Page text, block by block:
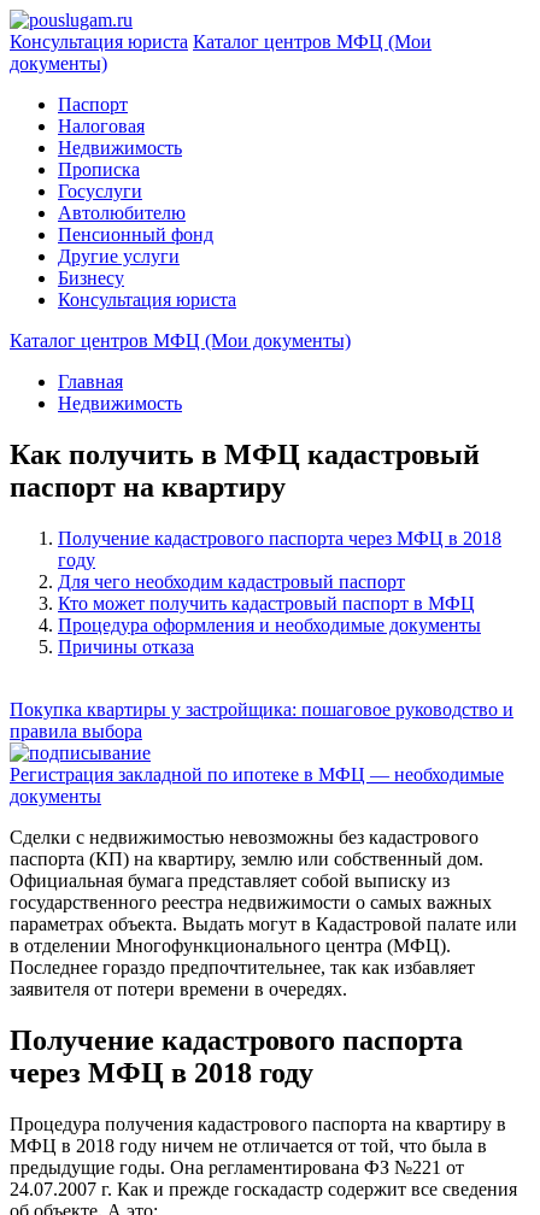
Консультация юриста Каталог центров МФЦ (Мои
документы)
Паспорт
Налоговая
Недвижимость
Прописка
Госуслуги
Автолюбителю
Пенсионный фонд
Другие услуги
Бизнесу
Консультация юриста
Каталог центров МФЦ (Мои документы)
Главная
Недвижимость
Как получить в МФЦ кадастровый
паспорт на квартиру
Получение кадастрового паспорта через МФЦ в 2018
году
Для чего необходим кадастровый паспорт
Кто может получить кадастровый паспорт в МФЦ
Процедура оформления и необходимые документы
Причины отказа
Покупка квартиры у застройщика: пошаговое руководство и
правила выбора
Регистрация закладной по ипотеке в МФЦ — необходимые
документы
Сделки с недвижимостью невозможны без кадастрового
паспорта (КП) на квартиру, землю или собственный дом.
Официальная бумага представляет собой выписку из
государственного реестра недвижимости о самых важных
параметрах объекта. Выдать могут в Кадастровой палате или
в отделении Многофункционального центра (МФЦ).
Последнее гораздо предпочтительнее, так как избавляет
заявителя от потери времени в очередях.
Получение кадастрового паспорта
через МФЦ в 2018 году
Процедура получения кадастрового паспорта на квартиру в
МФЦ в 2018 году ничем не отличается от той, что была в
предыдущие годы. Она регламентирована ФЗ №221 от
24.07.2007 г. Как и прежде госкадастр содержит все сведения
об объекте. А это: